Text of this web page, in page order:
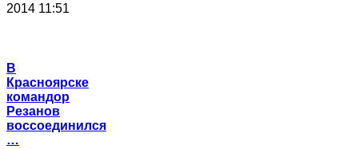
2014 11:51
В
Красноярске
командор
Резанов
воссоединился
…